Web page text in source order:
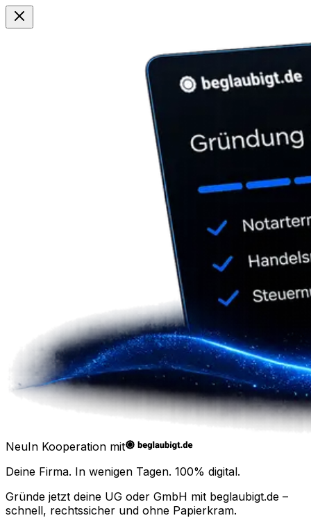
NeuIn Kooperation mit
Deine Firma. In wenigen Tagen. 100% digital.
Gründe jetzt deine UG oder GmbH mit beglaubigt.de –
schnell, rechtssicher und ohne Papierkram.